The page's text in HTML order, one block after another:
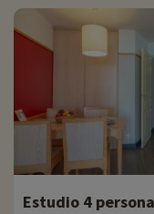
paquetes para bebés,
Para que tanto los
le Moulin des Cordeliers
climatizada de 100 m².
que deseen relajarse.
Hay muchas
torneos deportivos,
también pueden
descubrimiento.
Estudio 4